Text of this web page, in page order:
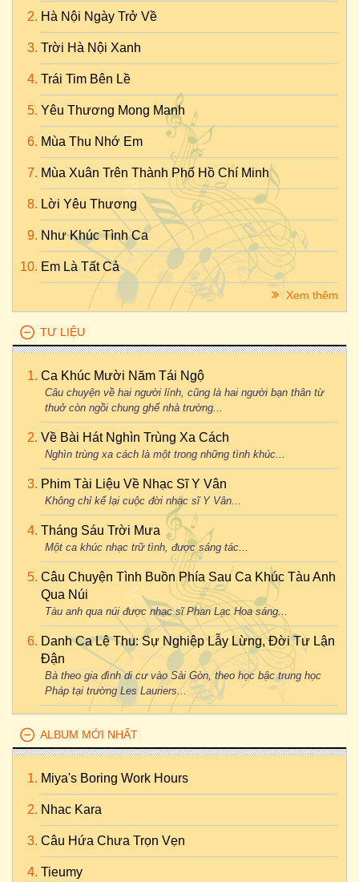
Hà Nội Ngày Trở Về
Trời Hà Nội Xanh
Trái Tim Bên Lề
Yêu Thương Mong Manh
Mùa Thu Nhớ Em
Mùa Xuân Trên Thành Phố Hồ Chí Minh
Lời Yêu Thương
Như Khúc Tình Ca
Em Là Tất Cả
Xem thêm
TƯ LIỆU
Ca Khúc Mười Năm Tái Ngộ
Câu chuyện về hai người lính, cũng là hai người bạn thân từ
thuở còn ngồi chung ghế nhà trường...
Về Bài Hát Nghìn Trùng Xa Cách
Nghìn trùng xa cách là một trong những tình khúc...
Phim Tài Liệu Về Nhạc Sĩ Y Vân
Không chỉ kể lại cuộc đời nhạc sĩ Y Vân...
Tháng Sáu Trời Mưa
Một ca khúc nhạc trữ tình, được sáng tác...
Câu Chuyện Tình Buồn Phía Sau Ca Khúc Tàu Anh
Qua Núi
Tàu anh qua núi được nhạc sĩ Phan Lạc Hoa sáng...
Danh Ca Lệ Thu: Sự Nghiệp Lẫy Lừng, Đời Tư Lận
Đận
Bà theo gia đình di cư vào Sài Gòn, theo học bậc trung học
Pháp tại trường Les Lauriers...
ALBUM MỚI NHẤT
Miya's Boring Work Hours
Nhac Kara
Câu Hứa Chưa Trọn Vẹn
Tieumy